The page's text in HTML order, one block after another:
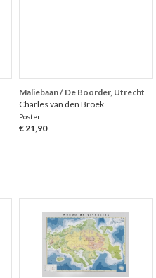
Maliebaan / De Boorder, Utrecht
Charles van den Broek
Poster
€ 21,90